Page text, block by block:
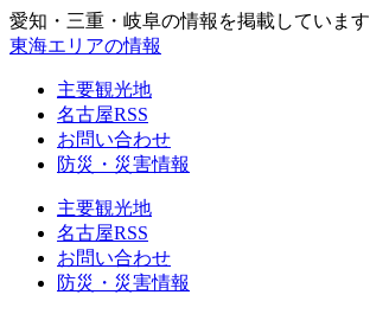
愛知・三重・岐阜の情報を掲載しています
東海エリアの情報
主要観光地
名古屋RSS
お問い合わせ
防災・災害情報
主要観光地
名古屋RSS
お問い合わせ
防災・災害情報